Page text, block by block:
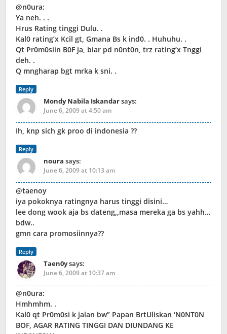
@n0ura:
Ya neh. . .
Hrus Rating tinggi Dulu. .
Kal0 rating’x Kcil gt, Gmana Bs k ind0. . Huhuhu. .
Qt Pr0m0siin B0F ja, biar pd n0nt0n, trz rating’x Tnggi
deh. .
Q mngharap bgt mrka k sni. .
Reply
Mondy Nabila Iskandarsays:
June 6, 2009 at 4:50 am
Ih, knp sich gk proo di indonesia ??
Reply
noura says:
June 6, 2009 at 10:13 am
@taenoy
iya pokoknya ratingnya harus tinggi disini…
lee dong wook aja bs dateng,,masa mereka ga bs yahh…
bdw..
gmn cara promosiinnya??
Reply
Taen0ysays:
June 6, 2009 at 10:37 am
@n0ura:
Hmhmhm. .
Kal0 qt Pr0m0si k jalan bw” Papan BrtUliskan ‘N0NT0N
BOF, AGAR RATING TINGGI DAN DIUNDANG KE